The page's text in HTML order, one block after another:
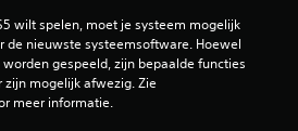
wilt spelen, moet je systeem mogelijk
de nieuwste systeemsoftware. Hoewel
gespeeld, zijn bepaalde functies
zijn mogelijk afwezig. Zie
meer informatie.